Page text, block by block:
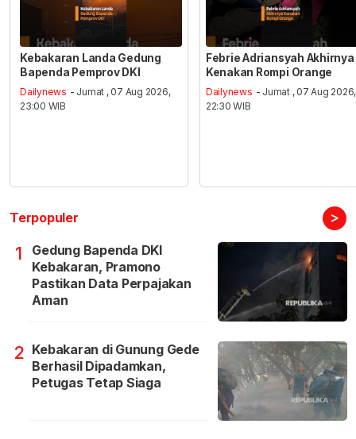
Kebakaran Landa Gedung
Bapenda Pemprov DKI
Dailynews - Jumat , 07 Aug 2026,
23:00 WIB
Febrie Adriansyah Akhirnya
Kenakan Rompi Orange
Dailynews - Jumat , 07 Aug 2026,
22:30 WIB
Terpopuler >
1
Gedung Bapenda DKI
Kebakaran, Pramono
Pastikan Data Perpajakan
Aman
2 Kebakaran di Gunung Gede
Berhasil Dipadamkan,
Petugas Tetap Siaga